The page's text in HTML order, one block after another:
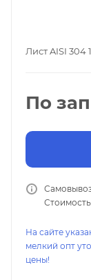
Лист AISI
По
На сайте
мелкий опт
цены!